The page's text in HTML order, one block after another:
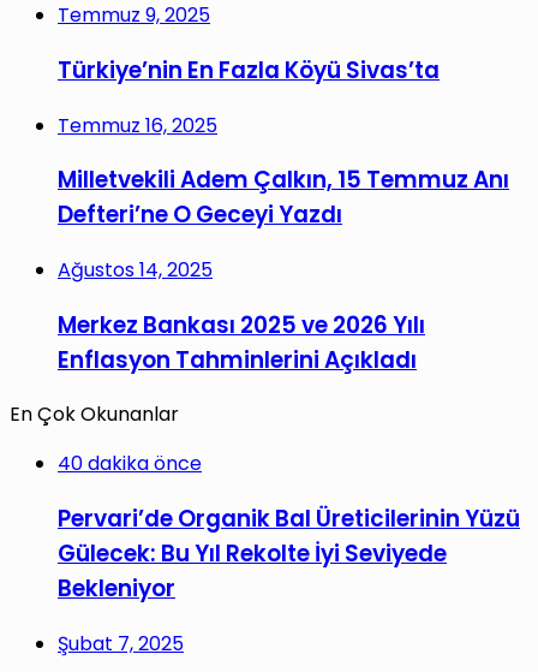
Temmuz 9, 2025
Türkiye’nin En Fazla Köyü Sivas’ta
Temmuz 16, 2025
Milletvekili Adem Çalkın, 15 Temmuz Anı
Defteri’ne O Geceyi Yazdı
Ağustos 14, 2025
Merkez Bankası 2025 ve 2026 Yılı
Enflasyon Tahminlerini Açıkladı
En Çok Okunanlar
40 dakika önce
Pervari’de Organik Bal Üreticilerinin Yüzü
Gülecek: Bu Yıl Rekolte İyi Seviyede
Bekleniyor
Şubat 7, 2025